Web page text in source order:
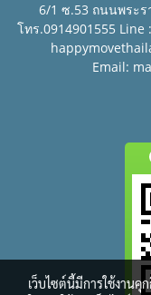
6/1 ซ.53 ถนนพระร
โทร.0914901555 Line
Email:
เว็บไซต์นี้มีการใช้งาน